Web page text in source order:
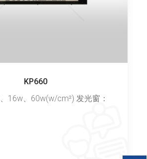
KP660
16w、60w(w/cm²) 发光窗：